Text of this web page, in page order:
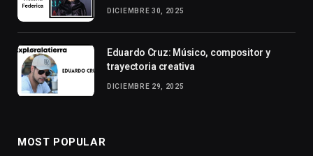
DICIEMBRE 30, 2025
Eduardo Cruz: Músico, compositor y
trayectoria creativa
DICIEMBRE 29, 2025
MOST POPULAR